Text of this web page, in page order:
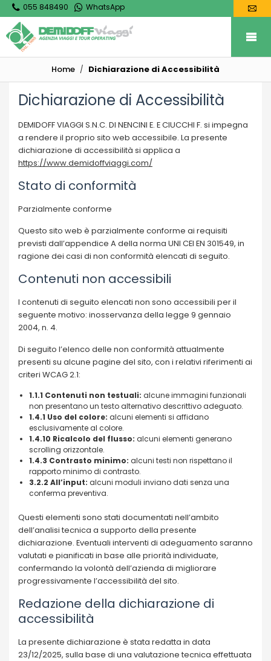
055 848490 WhatsApp
Home Dichiarazione di Accessibilità
Dichiarazione di Accessibilità
DEMIDOFF VIAGGI S.N.C. DI NENCINI E. E CIUCCHI F. si impegna
a rendere il proprio sito web accessibile. La presente
dichiarazione di accessibilità si applica a
https://www.demidoffviaggi.com/
Stato di conformità
Parzialmente conforme
Questo sito web è parzialmente conforme ai requisiti
previsti dall’appendice A della norma UNI CEI EN 301549, in
ragione dei casi di non conformità elencati di seguito.
Contenuti non accessibili
I contenuti di seguito elencati non sono accessibili per il
seguente motivo: inosservanza della legge 9 gennaio
2004, n. 4.
Di seguito l’elenco delle non conformità attualmente
presenti su alcune pagine del sito, con i relativi riferimenti ai
criteri WCAG 2.1:
1.1.1 Contenuti non testuali: alcune immagini funzionali
non presentano un testo alternativo descrittivo adeguato.
1.4.1 Uso del colore: alcuni elementi si affidano
esclusivamente al colore.
1.4.10 Ricalcolo del flusso: alcuni elementi generano
scrolling orizzontale.
1.4.3 Contrasto minimo: alcuni testi non rispettano il
rapporto minimo di contrasto.
3.2.2 All’input: alcuni moduli inviano dati senza una
conferma preventiva.
Questi elementi sono stati documentati nell’ambito
dell’analisi tecnica a supporto della presente
dichiarazione. Eventuali interventi di adeguamento saranno
valutati e pianificati in base alle priorità individuate,
confermando la volontà dell’azienda di migliorare
progressivamente l’accessibilità del sito.
Redazione della dichiarazione di
accessibilità
La presente dichiarazione è stata redatta in data
23/12/2025, sulla base di una valutazione tecnica effettuata